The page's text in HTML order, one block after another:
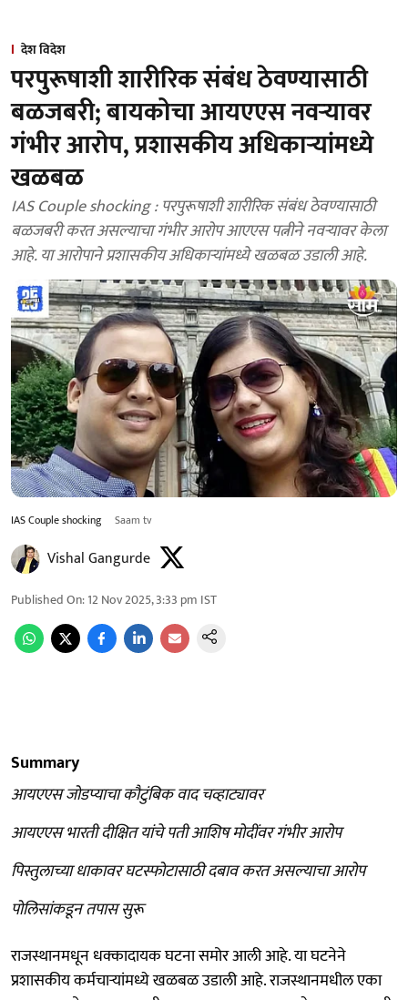
देश विदेश
परपुरूषाशी शारीरिक संबंध ठेवण्यासाठी
बळजबरी; बायकोचा आयएएस नवऱ्यावर
गंभीर आरोप, प्रशासकीय अधिकाऱ्यांमध्ये
खळबळ
IAS Couple shocking : परपुरूषाशी शारीरिक संबंध ठेवण्यासाठी
बळजबरी करत असल्याचा गंभीर आरोप आएएस पत्नीने नवऱ्यावर केला
आहे. या आरोपाने प्रशासकीय अधिकाऱ्यांमध्ये खळबळ उडाली आहे.
IAS Couple shocking Saam tv
Vishal Gangurde
Published On:12 Nov 2025, 3:33 pm IST
Summary
आयएएस जोडप्याचा कौटुंबिक वाद चव्हाट्यावर
आयएएस भारती दीक्षित यांचे पती आशिष मोदींवर गंभीर आरोप
पिस्तुलाच्या धाकावर घटस्फोटासाठी दबाव करत असल्याचा आरोप
पोलिसांकडून तपास सुरू
राजस्थानमधून धक्कादायक घटना समोर आली आहे. या घटनेने
प्रशासकीय कर्मचार्‍यांमध्ये खळबळ उडाली आहे. राजस्थानमधील एका